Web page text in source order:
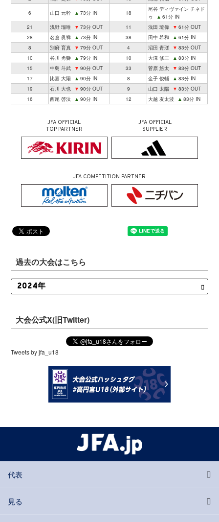
6 山口 元幹 ▲ 73分 IN 18
尾谷 ディヴァイン チネド
ゥ
▲ 61分 IN
21
浅野 瑠唯 ▼ 73分 OUT 11 浅田 琉偉 ▼ 61分 OUT
28
名倉 眞祥 ▲ 73分 IN 38 田中 希和 ▲ 61分 IN
8
別府 育真 ▼ 79分 OUT 4 沼田 青瑳 ▼ 83分 OUT
10
谷川 勇獅 ▲ 79分 IN 10 大澤 修三 ▲ 83分 IN
15
中島 斗武 ▼ 90分 OUT 33 菅原 悠太 ▼ 83分 OUT
17
比嘉 大陽 ▲ 90分 IN 8 金子 俊輔 ▲ 83分 IN
19
石川 大也 ▼ 90分 OUT 9 山口 太陽 ▼ 83分 OUT
16
西尾 啓汰 ▲ 90分 IN 12 大越 友太波 ▲ 83分 IN
JFA OFFICIAL
TOP PARTNER
JFA OFFICIAL
SUPPLIER
JFA COMPETITION PARTNER
過去の大会はこちら
大会公式X(旧Twitter)
Tweets by jfa_u18
代表
見る